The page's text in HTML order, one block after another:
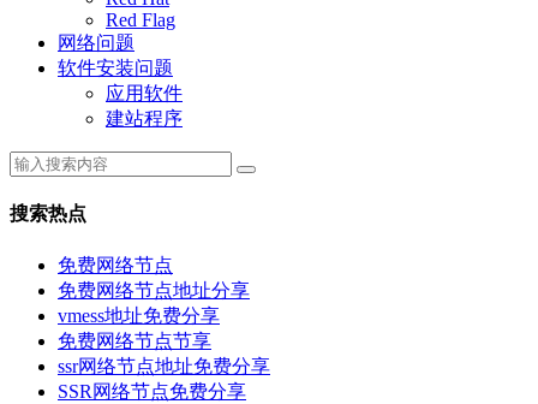
Red Flag
网络问题
软件安装问题
应用软件
建站程序
搜索热点
免费网络节点
免费网络节点地址分享
vmess地址免费分享
免费网络节点节享
ssr网络节点地址免费分享
SSR网络节点免费分享